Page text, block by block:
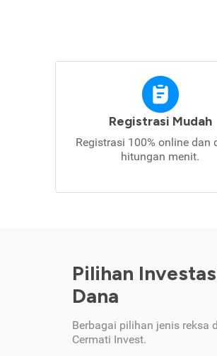
Registrasi Mudah
Registrasi 100% online dan
hitungan menit.
Pilihan
Dana
Berbagai pilihan jenis reksa
Cermati Invest.